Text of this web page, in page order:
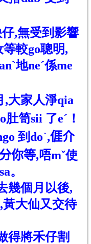
,無受到影響
等較go聰明,
地neˊ係me
,大家人淨qia
笥sii 了eˊ！
到doˋ,𠊎介
你等,唔mˇ使
。
幾個月以後,
黃大仙又交待
得將禾仔割